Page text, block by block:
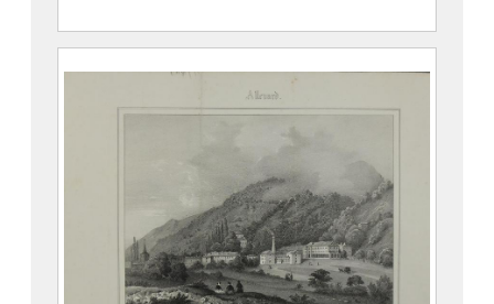
Guide du voyageur aux environs de
Grenoble. Allevard.
CASSIEN, Victor (Grenoble, 25 octobre
1808 – Grenoble, 18 juin 1893)